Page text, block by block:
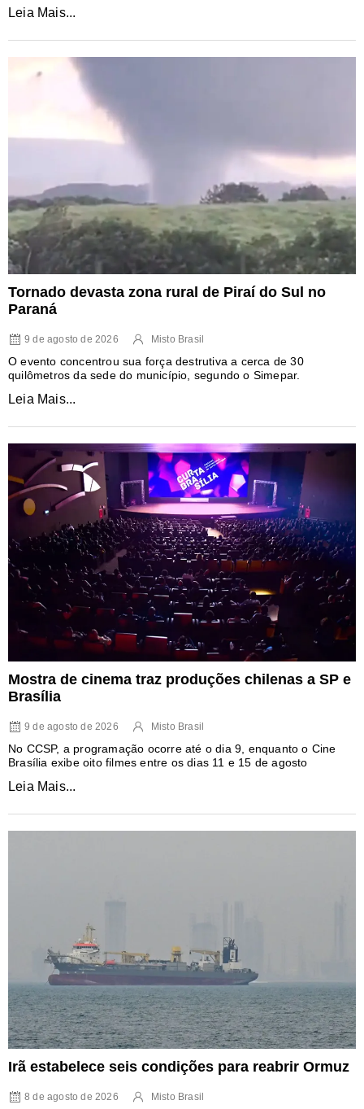
Leia Mais...
Tornado devasta zona rural de Piraí do Sul no
Paraná
9 de agosto de 2026 Misto Brasil
O evento concentrou sua força destrutiva a cerca de 30
quilômetros da sede do município, segundo o Simepar.
Leia Mais...
Mostra de cinema traz produções chilenas a SP e
Brasília
9 de agosto de 2026 Misto Brasil
No CCSP, a programação ocorre até o dia 9, enquanto o Cine
Brasília exibe oito filmes entre os dias 11 e 15 de agosto
Leia Mais...
Irã estabelece seis condições para reabrir Ormuz
8 de agosto de 2026 Misto Brasil